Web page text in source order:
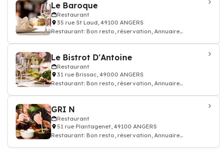
Le Baroque
Restaurant
35 rue St Laud, 49100 ANGERS
Restaurant: Bon resto, réservation, Annuaire
Le Bistrot D'Antoine
Restaurant
31 rue Brissac, 49000 ANGERS
Restaurant: Bon resto, réservation, Annuaire
GRI N
Restaurant
51 rue Plantagenet, 49100 ANGERS
Restaurant: Bon resto, réservation, Annuaire